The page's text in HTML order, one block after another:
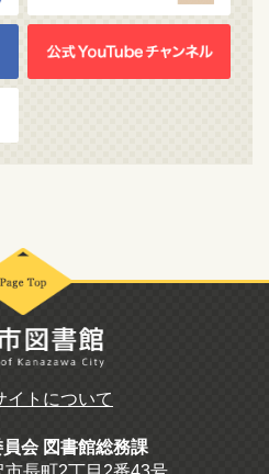
イトについて
会 図書館総務課